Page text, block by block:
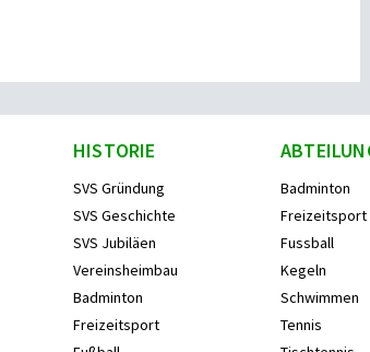
HISTORIE
SVS Gründung
SVS Geschichte
SVS Jubiläen
Vereinsheimbau
Badminton
Freizeitsport
Badminton
Freizeitsport
Fussball
Kegeln
Schwimmen
Tennis